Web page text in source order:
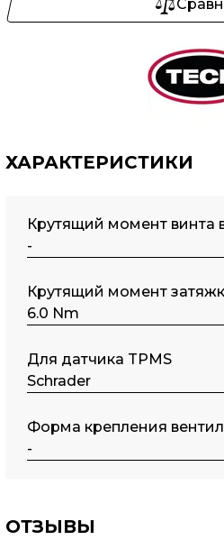
ХАРАКТЕРИСТИКИ
Крутящий момент винта
-
Крутящий момент
6.0 Nm
Для датчика TPMS
Schrader
Форма крепления
-
ОТЗЫВЫ